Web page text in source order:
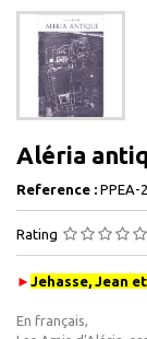
Aléria
Reference : PPEA-
Rating
► Jehasse, Jean
En français,